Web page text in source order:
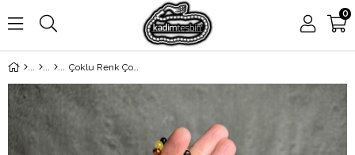
0
Çoklu Renk Çocuk Unisex Kaya Damla Kehribar Kolye